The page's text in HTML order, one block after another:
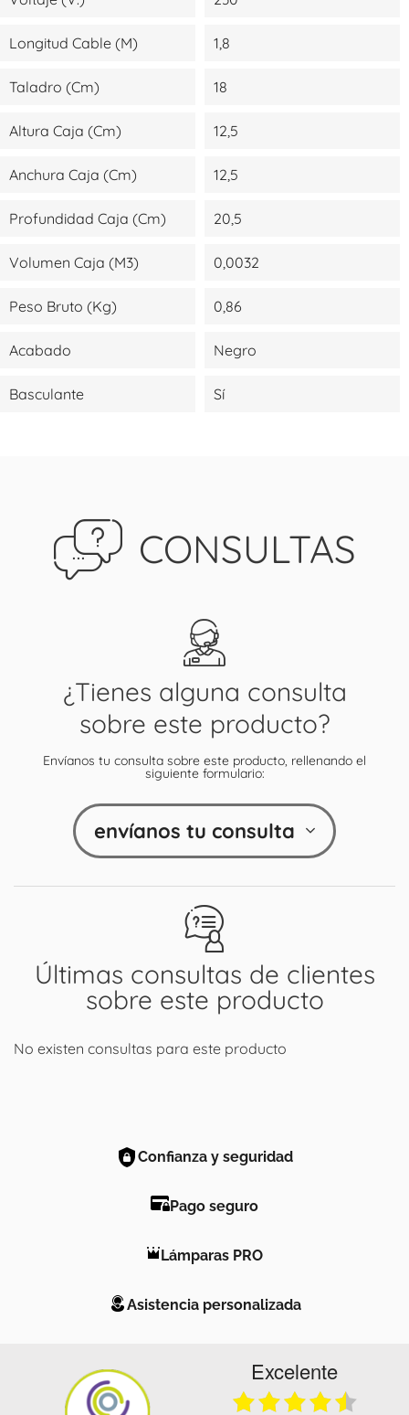
Longitud Cable (m) 1,8
Taladro (cm) 18
Altura Caja (cm) 12,5
Anchura Caja (cm) 12,5
Profundidad Caja (cm) 20,5
Volumen Caja (m3) 0,0032
Peso Bruto (kg) 0,86
Acabado Negro
Basculante Sí
CONSULTAS
Últimas consultas de clientes
sobre este producto
No existen consultas para este producto
¿Tienes alguna consulta
sobre este producto?
Envíanos tu consulta sobre este producto, rellenando el
siguiente formulario:
envíanos tu consulta
Confianza y seguridad
Pago seguro
Lámparas PRO
Asistencia personalizada
Excelente